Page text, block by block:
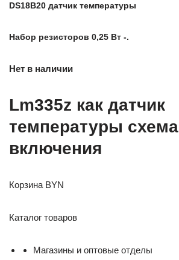
DS18B20 датчик температуры
Набор резисторов 0,25 Вт -.
Нет в наличии
Lm335z как датчик
температуры схема
включения
Корзина BYN
Каталог товаров
Магазины и оптовые отделы